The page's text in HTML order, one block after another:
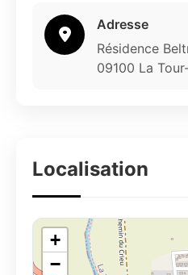
Adresse
Résidence
09100 La
Localisation
+
−